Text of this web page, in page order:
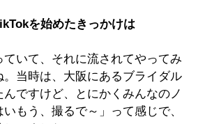
を始めたきっかけは
いて、それに流されてやってみ
。当時は、大阪にあるブライダル
ですけど、とにかくみんなのノ
もう、撮るで～」って感じで、